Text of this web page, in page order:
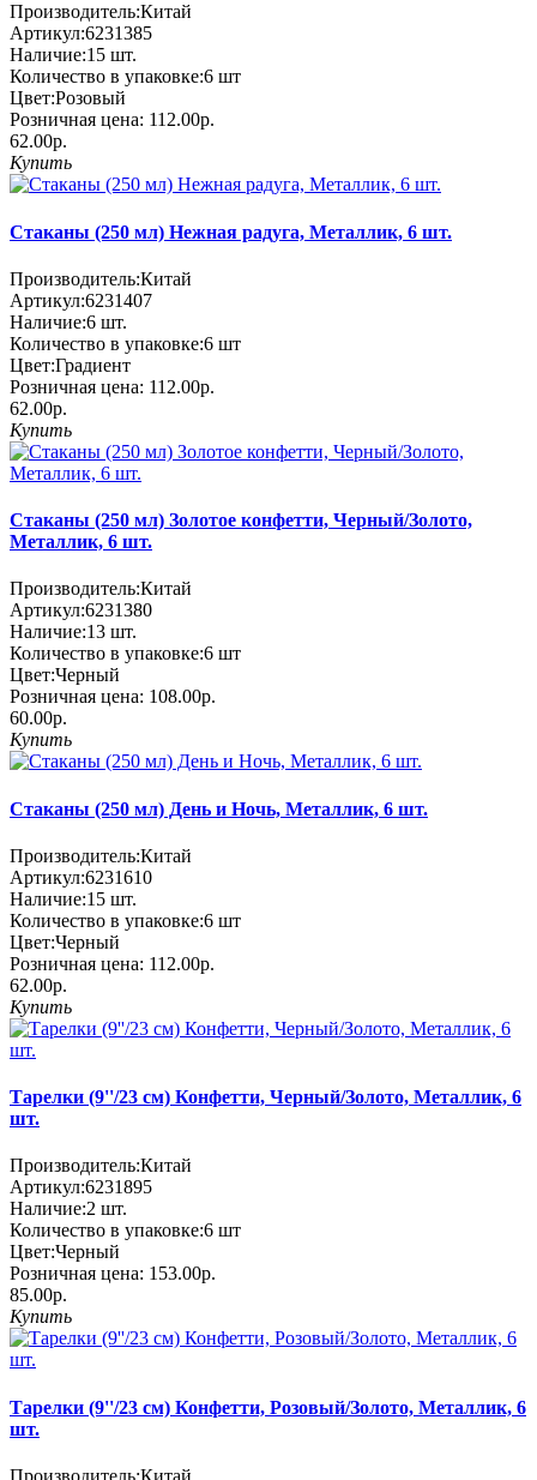
Производитель:Китай
Артикул:6231385
Наличие:15 шт.
Количество в упаковке:6 шт
Цвет:Розовый
Розничная цена: 112.00р.
62.00р.
Купить
Стаканы (250 мл) Нежная радуга, Металлик, 6 шт.
Производитель:Китай
Артикул:6231407
Наличие:6 шт.
Количество в упаковке:6 шт
Цвет:Градиент
Розничная цена: 112.00р.
62.00р.
Купить
Стаканы (250 мл) Золотое конфетти, Черный/Золото,
Металлик, 6 шт.
Производитель:Китай
Артикул:6231380
Наличие:13 шт.
Количество в упаковке:6 шт
Цвет:Черный
Розничная цена: 108.00р.
60.00р.
Купить
Стаканы (250 мл) День и Ночь, Металлик, 6 шт.
Производитель:Китай
Артикул:6231610
Наличие:15 шт.
Количество в упаковке:6 шт
Цвет:Черный
Розничная цена: 112.00р.
62.00р.
Купить
Тарелки (9''/23 см) Конфетти, Черный/Золото, Металлик, 6
шт.
Производитель:Китай
Артикул:6231895
Наличие:2 шт.
Количество в упаковке:6 шт
Цвет:Черный
Розничная цена: 153.00р.
85.00р.
Купить
Тарелки (9''/23 см) Конфетти, Розовый/Золото, Металлик, 6
шт.
Производитель:Китай